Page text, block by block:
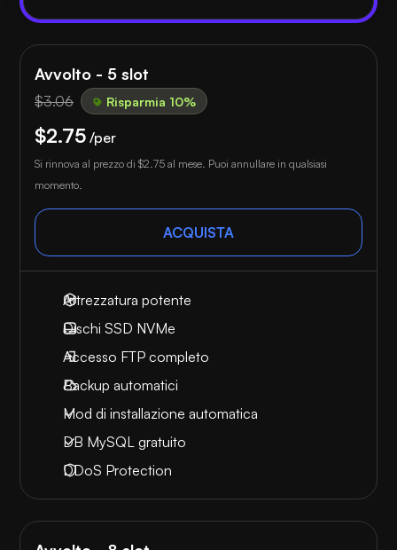
Avvolto - 5 slot
$3.06 Risparmia 10%
$2.75 /per
Si rinnova al prezzo di $2.75 al mese. Puoi annullare in qualsiasi
momento.
ACQUISTA
Attrezzatura potente
Dischi SSD NVMe
Accesso FTP completo
Backup automatici
Mod di installazione automatica
DB MySQL gratuito
DDoS Protection